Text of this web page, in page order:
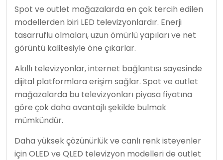
Spot ve outlet mağazalarda en çok tercih edilen
modellerden biri LED televizyonlardır. Enerji
tasarruflu olmaları, uzun ömürlü yapıları ve net
görüntü kalitesiyle öne çıkarlar.
Akıllı televizyonlar, internet bağlantısı sayesinde
dijital platformlara erişim sağlar. Spot ve outlet
mağazalarda bu televizyonları piyasa fiyatına
göre çok daha avantajlı şekilde bulmak
mümkündür.
Daha yüksek çözünürlük ve canlı renk isteyenler
için OLED ve QLED televizyon modelleri de outlet